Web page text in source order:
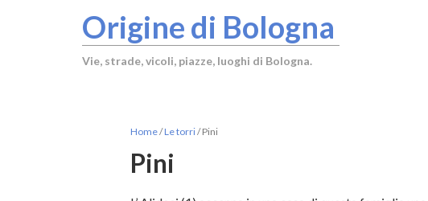
Origine di Bologna
Vie, strade, vicoli, piazze, luoghi di Bologna.
Home/Le torri/Pini
Pini